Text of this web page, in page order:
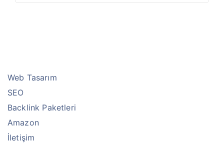
Web Tasarım
SEO
Backlink Paketleri
Amazon
İletişim